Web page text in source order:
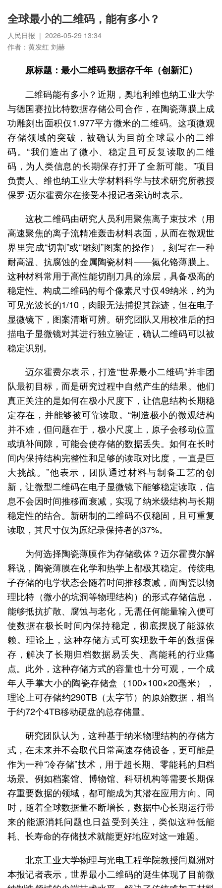
全球最小的二维码，能有多小？
人民日报 | 2026-05-29 13:34
作者：黄发红 刘赫
原标题：最小二维码 数据存千年（创新汇）
二维码能有多小？近期，奥地利维也纳工业大学
与德国赛拉比特数据存储公司合作，在陶瓷薄膜上成
功雕刻出面积仅1.977平方微米的二维码。这项微观
存储领域的突破，被确认为目前全球最小的二维
码。“我们造出了微小、稳定且可反复读取的二维
码，为人类信息的长期保存打开了全新可能。”项目
负责人、维也纳工业大学材料科学与技术研究所教授
保罗·迈尔霍费尔在接受本报记者采访时表示。
这枚二维码由研究人员利用聚焦离子束技术（用
高速聚焦的离子流精准轰击材料表面，从而在微观世
界里完成“切割”或“雕刻”图案的操作），刻写在一种
耐高温、抗腐蚀的金属陶瓷材料——氮化铬薄膜上。
这种材料常用于高性能切削刀具的涂层，具备极高的
稳定性。构成二维码的每个像素尺寸仅49纳米，约为
可见光波长的1/10，肉眼无法捕捉其踪迹，但在电子
显微镜下，图案清晰可辨。研究团队又用校准后的扫
描电子显微镜对其进行独立验证，确认二维码可以被
稳定识别。
迈尔霍费尔表示，打造“世界最小二维码”并非团
队最初目标，而是研究过程中自然产生的结果。他们
真正关注的是如何在极小尺度下，让信息结构长期稳
定存在，并能够被可靠读取。“制造极小的微观结构
并不难，但问题在于，极小尺度上，原子会移动位置
或填补间隙，可能会使存储的数据丢失。如何在长时
间内保持结构完整性和足够的读取对比度，一直是巨
大挑战。”他表示，团队通过材料与制备工艺的创
新，让微型二维码在电子显微镜下能够稳定读取，信
息不会因时间推移而衰减，实现了纳米级结构与长期
稳定性的结合。新研制的二维码不仅稳固，且可重复
读取，其尺寸仅为原纪录保持者的37%。
为何选择陶瓷薄膜作为存储载体？迈尔霍费尔解
释说，陶瓷薄膜在化学和热学上都极其稳定。传统电
子存储的电学状态会随着时间推移衰减，而陶瓷以物
理比特（微小的坑洞等物理结构）的形式存储信息，
能够抵抗扩散、腐蚀与老化，无需任何能量输入便可
使数据在极长时间内保持稳定，彻底摆脱了能源依
赖。理论上，这种存储方式可实现数千年的数据保
存，解决了长期归档数据易丢失、高能耗的行业痛
点。此外，这种存储方式的容量也十分可观，一个成
年人手掌大小的陶瓷存储盒（100×100×20毫米），
理论上可存储约290TB（太字节）的原始数据，相当
于约72个4TB移动硬盘的总存储量。
研究团队认为，这种基于纳米物理结构的存储方
式，在未来并不会取代日常高速存储设备，更可能是
作为一种“冷存储”技术，用于超长期、零能耗的归档
场景。例如档案馆、博物馆、科研机构等需要长期保
存重要数据的领域，都可能成为其潜在应用方向。同
时，随着全球数据量不断增长，数据中心长期运行带
来的能源消耗问题也日益受到关注，类似这种低能
耗、长寿命的存储技术就能更好地应对这一难题。
北京工业大学物理与光电工程学院教授闫胤洲对
本报记者表示，世界最小二维码的诞生体现了目前微